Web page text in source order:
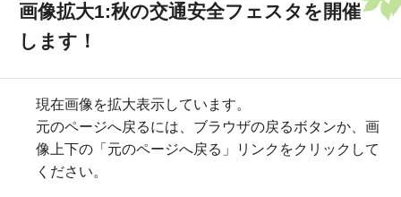
画像拡大1:秋の交通安全フェスタを開催
します！
現在画像を拡大表示しています。
元のページへ戻るには、ブラウザの戻るボタンか、画
像上下の「元のページへ戻る」リンクをクリックして
ください。